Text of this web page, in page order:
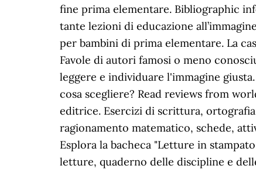
fine prima elementare. Bibliographic
tante lezioni di educazione
per bambini di prima elementare. La
Favole di autori famosi o meno
leggere e individuare l'immagine
cosa scegliere? Read reviews from
editrice. Esercizi di scrittura,
ragionamento matematico, schede,
Esplora la bacheca "Letture in
letture, quaderno delle discipline e